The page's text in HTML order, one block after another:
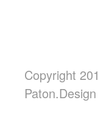
Copyright